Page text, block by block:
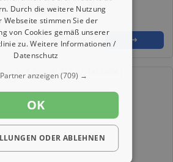
Zimmer 5
★ ➦ ➜
Durch die weitere Nutzung
Webseite stimmen Sie der
von Cookies gemäß unserer
zu.Weitere Informationen /
Datenschutz
anzeigen(709) →
OK
ODER ABLEHNEN